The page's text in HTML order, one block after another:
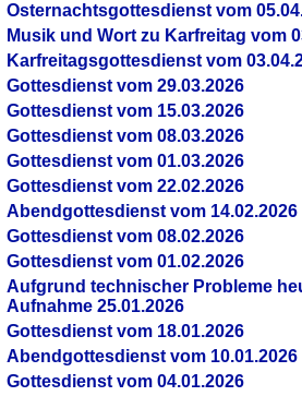
Osternachtsgottesdienst vom
Musik und Wort zu Karfreitag vom
Karfreitagsgottesdienst vom
Gottesdienst vom 29.03.2026
Gottesdienst vom 15.03.2026
Gottesdienst vom 08.03.2026
Gottesdienst vom 01.03.2026
Gottesdienst vom 22.02.2026
Abendgottesdienst vom 14.02.2026
Gottesdienst vom 08.02.2026
Gottesdienst vom 01.02.2026
Aufgrund technischer Probleme
Aufnahme 25.01.2026
Gottesdienst vom 18.01.2026
Abendgottesdienst vom 10.01.2026
Gottesdienst vom 04.01.2026